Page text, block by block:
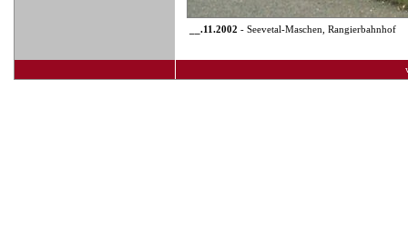
__.11.2002 - Seevetal-Maschen, Rangierbahnhof